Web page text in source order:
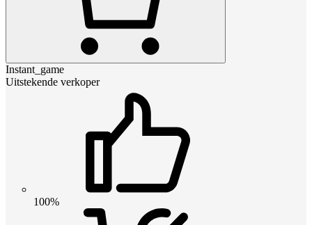
Instant_game
Uitstekende verkoper
100%